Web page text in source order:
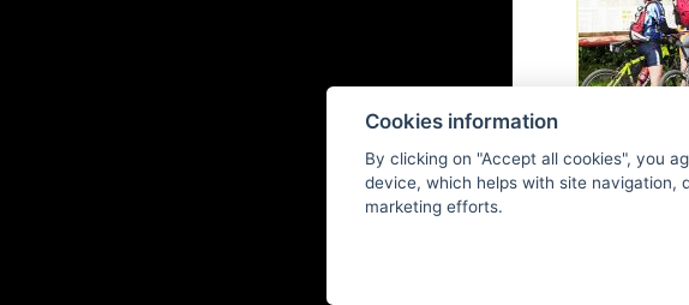
Zurück zur Liste der
Cookies information
By clicking on "Accept all cookies", you
device, which helps with site navigation,
marketing efforts.